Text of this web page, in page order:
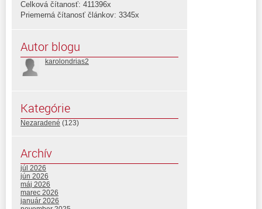
Celková čítanosť: 411396x
Priemerná čítanosť článkov: 3345x
Autor blogu
karolondrias2
Kategórie
Nezaradené (123)
Archív
júl 2026
jún 2026
máj 2026
marec 2026
január 2026